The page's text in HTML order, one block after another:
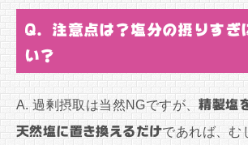
Q. 注意点は？塩分の摂りすぎ
い？
A. 過剰摂取は当然NGですが、精製塩
天然塩に置き換えるだけであれば、む